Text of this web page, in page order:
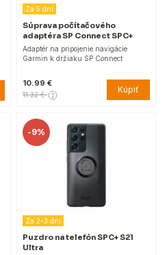
Za 5 dní
Súprava počítačového
adaptéra SP Connect SPC+
Adaptér na pripojenie navigácie
Garmin k držiaku SP Connect
10.99 €
11.32 € Kúpiť
-9%
Za 2-3 dni
Puzdro na telefón SPC+ S21
Ultra